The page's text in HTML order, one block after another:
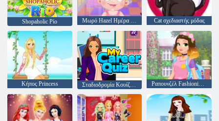
Shopaholic Ρίο Μωρό Hazel Ημέρα Μαλλιά Cat σχεδιαστής μόδας
Κήπος Princess Σταδιοδρομία Κουίζ μου Ραπουνζέλ Fashionista για το Go